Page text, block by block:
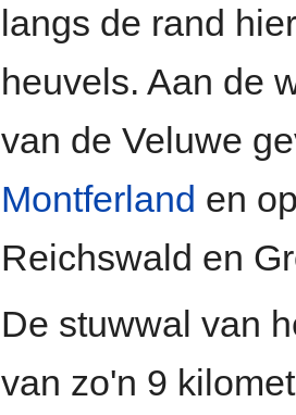
langs de rand
heuvels. Aan de
van de Veluwe
Montferland en
Reichswald en
De stuwwal van
van zo'n 9